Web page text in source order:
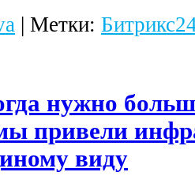
| Метки:
нужно
привели
виду